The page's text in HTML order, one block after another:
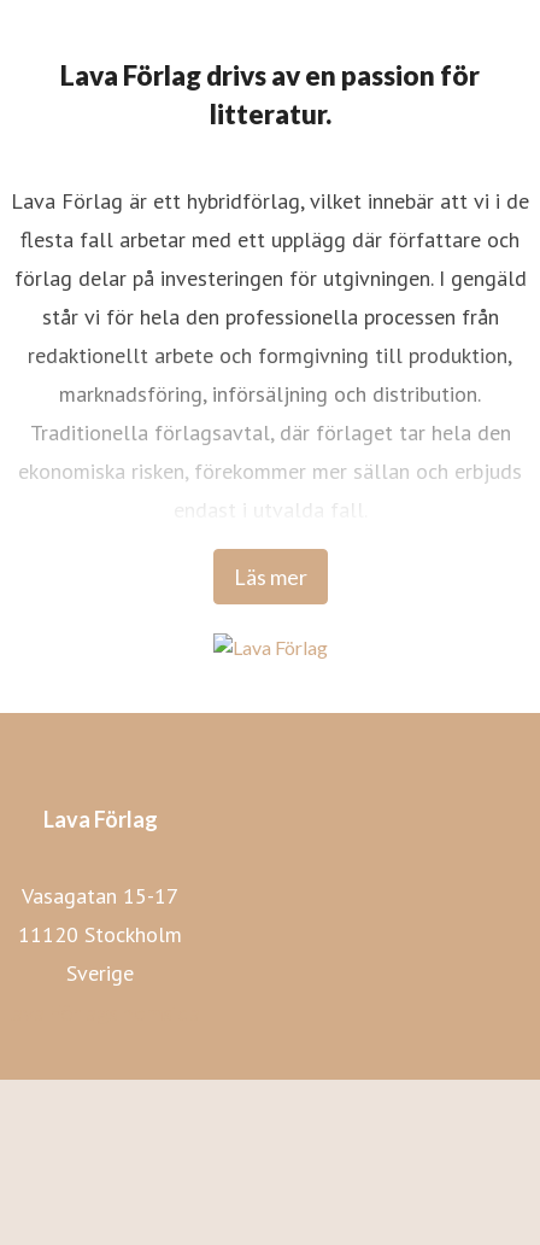
Lava Förlag drivs av en passion för
litteratur.
Läs mer
Lava Förlag är ett hybridförlag, vilket innebär att vi i de
flesta fall arbetar med ett upplägg där författare och
förlag delar på investeringen för utgivningen. I gengäld
står vi för hela den professionella processen från
redaktionellt arbete och formgivning till produktion,
marknadsföring, införsäljning och distribution.
Traditionella förlagsavtal, där förlaget tar hela den
ekonomiska risken, förekommer mer sällan och erbjuds
endast i utvalda fall.
Lava Förlag
Vasagatan 15-17
11120 Stockholm
Sverige